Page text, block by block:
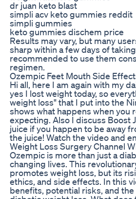
dr juan keto blast
simpli acv keto gummies reddit
simpli gummies
keto gummies dischem price
Results may vary, but many
sharp within a few days of
recommended to use them
regimen.
Ozempic Feet Mouth Side
Hi all, here I am again with my
yes I lost weight today, so
weight loss" that I put into the
shows what happens when you
expecting. Also I discuss Boost
juice if you happen to be away
the juice! Watch the video and
Weight Loss Surgery Channel
Ozempic is more than just a
changing lives. This
promotes weight loss, but its
ethics, and side effects. In this
benefits, potential risks, and